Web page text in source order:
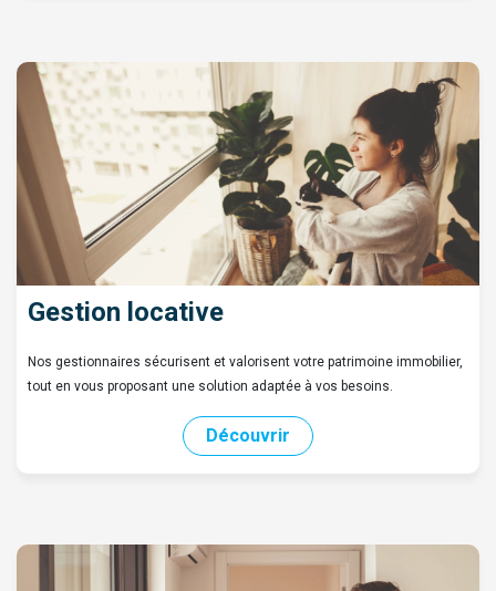
Gestion locative
Nos gestionnaires sécurisent et valorisent votre patrimoine immobilier,
tout en vous proposant une solution adaptée à vos besoins.
Découvrir